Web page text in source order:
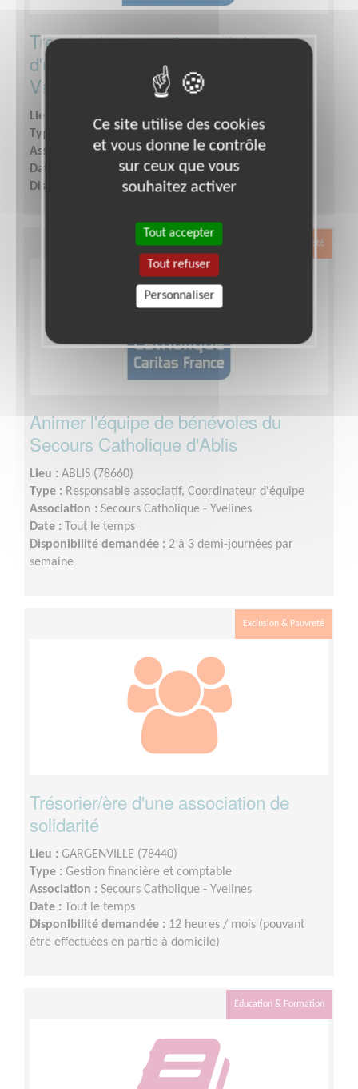
Trésorier/ère pour l'accueil de jour
d'une association de solidarité -
Versailles
Lieu :
VERSAILLES (78000)
Type :
Gestion financière et comptable
Association :Secours Catholique - Yvelines
Date :
Tout le temps
Disponibilité demandée :3 heures / semaine
Exclusion & Pauvreté
Animer l'équipe de bénévoles du
Secours Catholique d'Ablis
Lieu : ABLIS (78660)
Type : Responsable associatif, Coordinateur d'équipe
Association : Secours Catholique - Yvelines
Date :
Tout le temps
Disponibilité demandée : 2 à 3 demi-journées par
semaine
Exclusion & Pauvreté
Trésorier/ère d'une association de
solidarité
Lieu : GARGENVILLE (78440)
Type : Gestion financière et comptable
Association : Secours Catholique - Yvelines
Date :
Tout le temps
Disponibilité demandée : 12 heures / mois (pouvant
être effectuées en partie à domicile)
Éducation & Formation
Ce site utilise des cookies
et vous donne le contrôle
sur ceux que vous
souhaitez activer
Tout accepter
Tout refuser
Personnaliser